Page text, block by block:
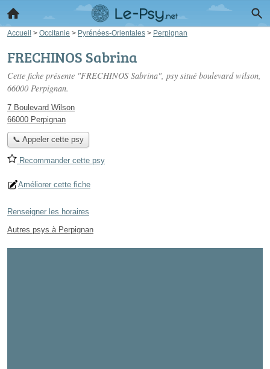
Accueil > Occitanie > Pyrénées-Orientales > Perpignan
FRECHINOS Sabrina
Cette fiche présente "FRECHINOS Sabrina", psy situé boulevard wilson,
66000 Perpignan.
7 Boulevard Wilson
66000 Perpignan
📞 Appeler cette psy
Recommander cette psy
Améliorer cette fiche
Renseigner les horaires
Autres psys à Perpignan